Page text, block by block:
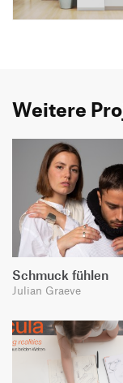
Weitere
Schmuck fühlen
Julian Graeve